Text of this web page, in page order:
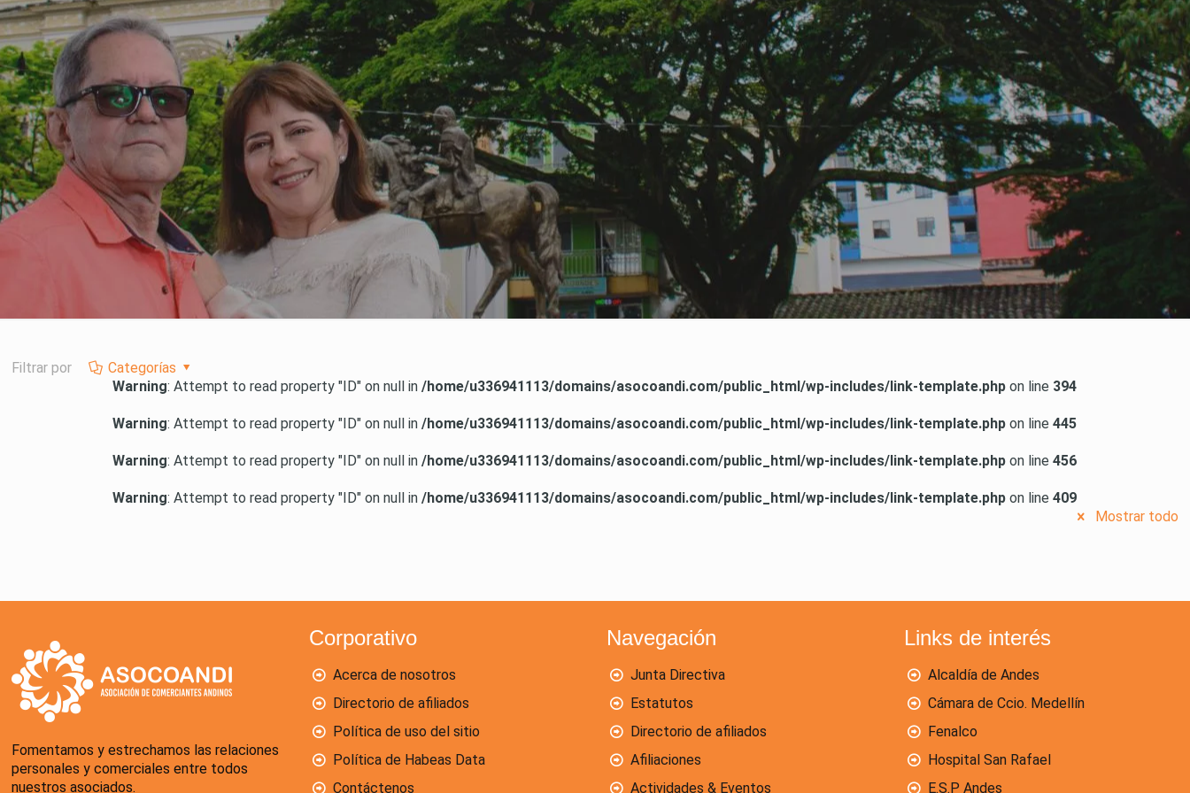
Filtrar por
Categorías
Warning: Attempt to read property "ID" on null in/home/u336941113/domains/asocoandi.com/public_html/wp-includes/link-template.php on line 394
Warning: Attempt to read property "ID" on null in/home/u336941113/domains/asocoandi.com/public_html/wp-includes/link-template.php on line445
Warning: Attempt to read property "ID" on null in/home/u336941113/domains/asocoandi.com/public_html/wp-includes/link-template.php on line456
Warning: Attempt to read property "ID" on null in/home/u336941113/domains/asocoandi.com/public_html/wp-includes/link-template.php on line409
Mostrar todo
Fomentamos y estrechamos las relaciones
personales y comerciales entre todos
nuestros asociados.
Corporativo
Acerca de nosotros
Directorio de afiliados
Política de uso del sitio
Política de Habeas Data
Contáctenos
Navegación
Junta Directiva
Estatutos
Directorio de afiliados
Afiliaciones
Actividades & Eventos
Links de interés
Alcaldía de Andes
Cámara de Ccio. Medellín
Fenalco
Hospital San Rafael
E.S.P Andes